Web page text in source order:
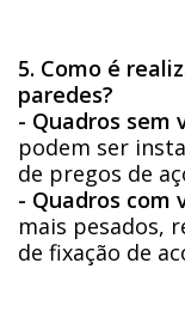
5. Como é
paredes?
- Quadros sem
podem ser
de pregos de
- Quadros com
mais pesados,
de fixação de